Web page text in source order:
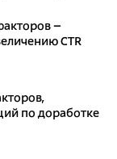
–
CTR
по доработке